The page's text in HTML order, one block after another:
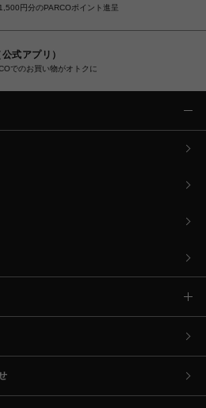
円分のPARCOポイント進呈
式アプリ）
でのお買い物がオトクに